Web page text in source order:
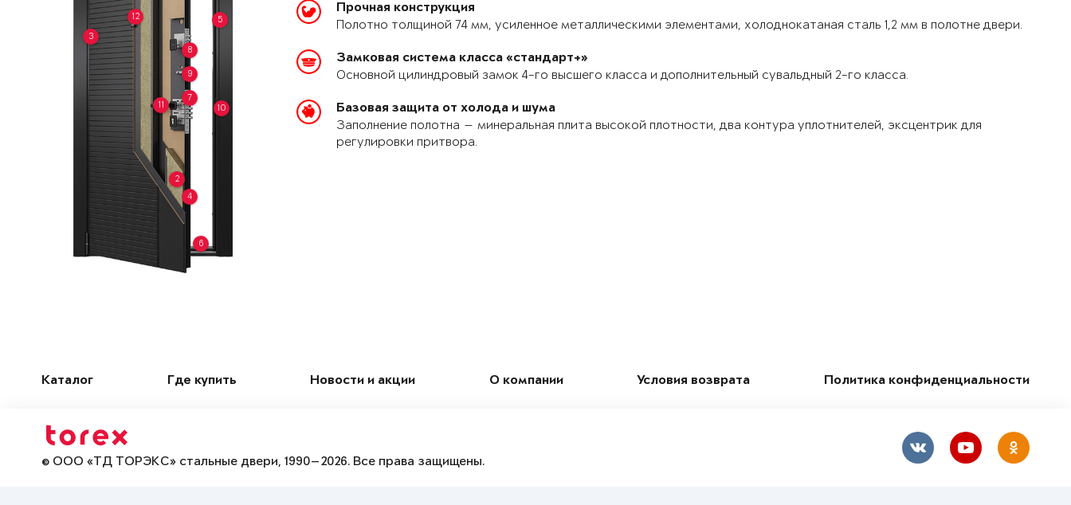
2
3
4
5
6
7
8
9
10
11
12
Прочная конструкция
Полотно толщиной 74 мм, усиленное металлическими элементами, холоднокатаная сталь 1,2 мм в полотне двери.
Замковая система класса «стандарт+»
Основной цилиндровый замок 4-го высшего класса и дополнительный сувальдный 2-го класса.
Базовая защита от холода и шума
Заполнение полотна — минеральная плита высокой плотности, два контура уплотнителей, эксцентрик для
регулировки притвора.
Каталог Где купить Новости и акции О компании Условия возврата Политика конфиденциальности
© ООО «ТД ТОРЭКС» стальные двери, 1990—2026. Все права защищены.